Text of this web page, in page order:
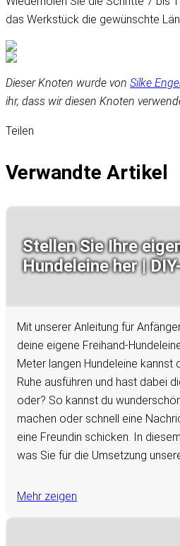
das Werkstück die gewünschte
Dieser Knoten wurde von Silke
ihr, dass wir diesen Knoten
Teilen
Verwandte Artikel
Stellen Sie Ihre
Hundeleine her |
Mit unserer Anleitung für
deine eigene Freihand-
Meter langen Hundeleine kannst
Ruhe ausführen und hast dabei
oder? So kannst du
machen oder schnell eine
eine Freundin schicken. In
was Sie für die Umsetzung
Mehr zeigen